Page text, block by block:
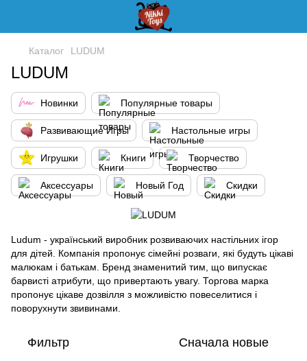
Каталог LUDUM
LUDUM
Новинки Популярные товары
Развивающие Игры Настольные игры
Игрушки Книги Творчество
Аксессуары Новый Год Скидки
Ludum - український виробник розвиваючих настільних ігор
для дітей. Компанія пропонує сімейні розваги, які будуть цікаві
малюкам і батькам. Бренд знаменитий тим, що випускає
барвисті атрибути, що привертають увагу. Торгова марка
пропонує цікаве дозвілля з можливістю повеселитися і
поворухнути звивинами.
Фильтр Сначала новые